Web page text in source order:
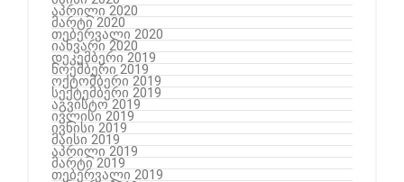
აპრილი 2020
მარტი 2020
თებერვალი 2020
იანვარი 2020
დეკემბერი 2019
ნოემბერი 2019
ოქტომბერი 2019
სექტემბერი 2019
აგვისტო 2019
ივლისი 2019
ივნისი 2019
მაისი 2019
აპრილი 2019
მარტი 2019
თებერვალი 2019